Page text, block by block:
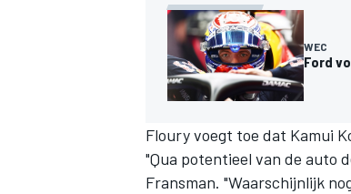
WEC
Ford
Floury voegt toe dat Kamui
"Qua potentieel van de auto
Fransman. "Waarschijnlijk